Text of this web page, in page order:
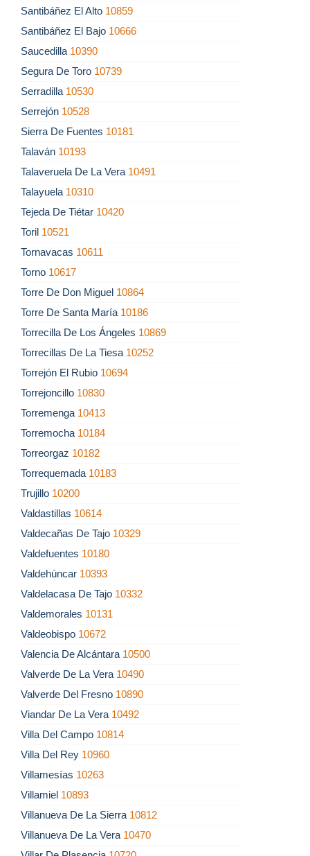
Santibáñez El Alto 10859
Santibáñez El Bajo 10666
Saucedilla 10390
Segura De Toro 10739
Serradilla 10530
Serrejón 10528
Sierra De Fuentes 10181
Talaván 10193
Talaveruela De La Vera 10491
Talayuela 10310
Tejeda De Tiétar 10420
Toril 10521
Tornavacas 10611
Torno 10617
Torre De Don Miguel 10864
Torre De Santa María 10186
Torrecilla De Los Ángeles 10869
Torrecillas De La Tiesa 10252
Torrejón El Rubio 10694
Torrejoncillo 10830
Torremenga 10413
Torremocha 10184
Torreorgaz 10182
Torrequemada 10183
Trujillo 10200
Valdastillas 10614
Valdecañas De Tajo 10329
Valdefuentes 10180
Valdehúncar 10393
Valdelacasa De Tajo 10332
Valdemorales 10131
Valdeobispo 10672
Valencia De Alcántara 10500
Valverde De La Vera 10490
Valverde Del Fresno 10890
Viandar De La Vera 10492
Villa Del Campo 10814
Villa Del Rey 10960
Villamesías 10263
Villamiel 10893
Villanueva De La Sierra 10812
Villanueva De La Vera 10470